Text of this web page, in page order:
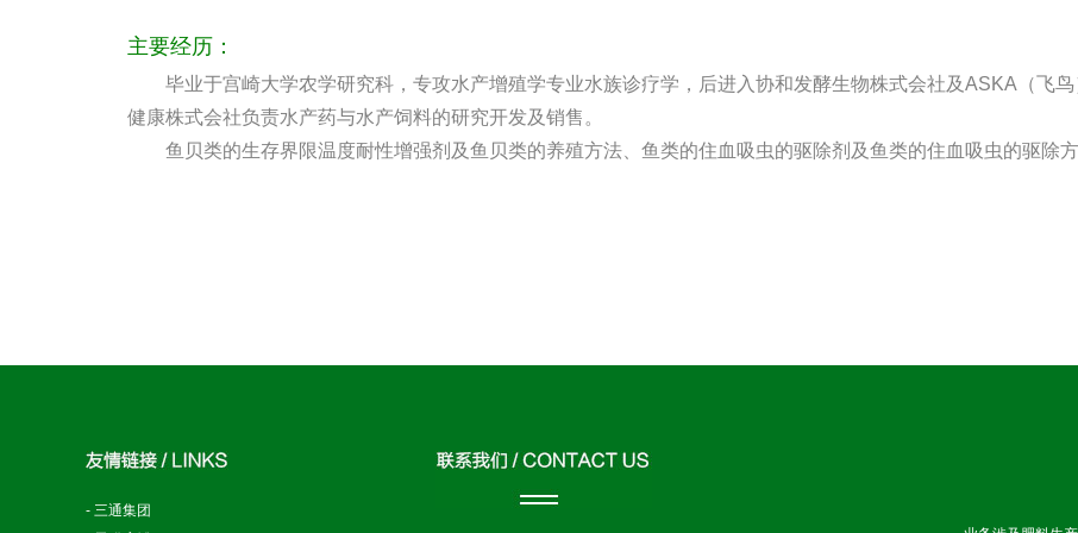
主要经历：
毕业于宫崎大学农学研究科，专攻水产增殖学专业水族诊疗学，后进入协和发酵生物株式会社及ASKA（飞鸟
健康株式会社负责水产药与水产饲料的研究开发及销售。
鱼贝类的生存界限温度耐性增强剂及鱼贝类的养殖方法、鱼类的住血吸虫的驱除剂及鱼类的住血吸虫的驱除方
- 三通集团